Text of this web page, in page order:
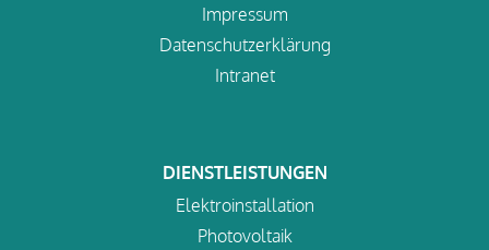
Impressum
Datenschutzerklärung
Intranet
DIENSTLEISTUNGEN
Elektroinstallation
Photovoltaik